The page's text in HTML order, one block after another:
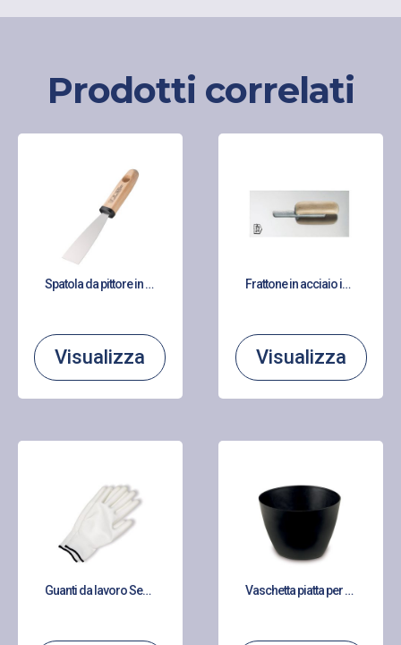
Prodotti correlati
Spatola da pittore in acciaio
Visualizza
Frattone in acciaio inox con manico in legno cerato
Visualizza
Guanti da lavoro Senso Grip rivestiti in poliuretano Vaschetta piatta per gesso in PVC